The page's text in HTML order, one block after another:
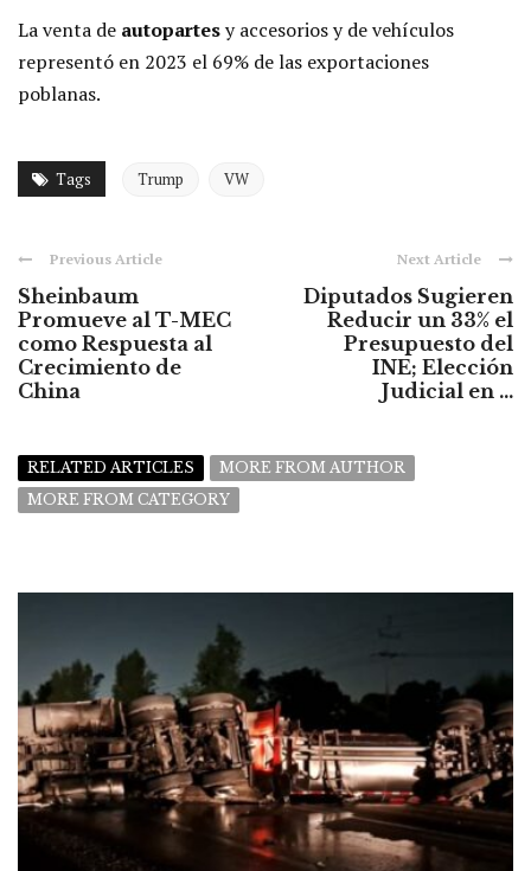
La venta de autopartesy accesorios y de vehículos
representó en 2023 el 69% de las exportaciones
poblanas.
Tags Trump VW
Previous Article
Sheinbaum
Promueve al T-MEC
como Respuesta al
Crecimiento de
China
Next Article
Diputados Sugieren
Reducir un 33% el
Presupuesto del
INE; Elección
Judicial en ...
RELATED ARTICLES
MORE FROM AUTHOR
MORE FROM CATEGORY